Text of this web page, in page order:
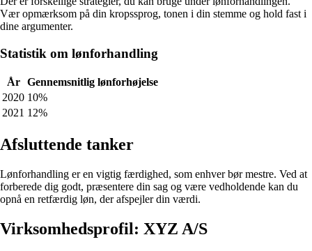
Vær opmærksom på din kropssprog, tonen i din stemme og hold fast i
dine argumenter.
Statistik om lønforhandling
År
Gennemsnitlig lønforhøjelse
2020 10%
2021 12%
Afsluttende tanker
Lønforhandling er en vigtig færdighed, som enhver bør mestre. Ved at
forberede dig godt, præsentere din sag og være vedholdende kan du
opnå en retfærdig løn, der afspejler din værdi.
Virksomhedsprofil: XYZ A/S